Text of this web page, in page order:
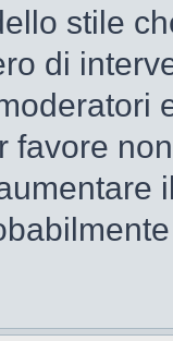
stile
di
favore